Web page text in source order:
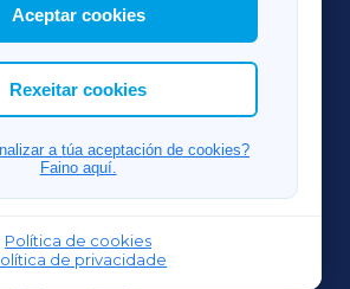
personalizar a elección das
permitir.
Aceptar cookies
Rexeitar cookies
a túa aceptación de cookies?
Faino aquí.
Política de cookies
de privacidade
RIBEIRASACRAXA
ACORUÑAXA
FERROLXA
OURENSEXA